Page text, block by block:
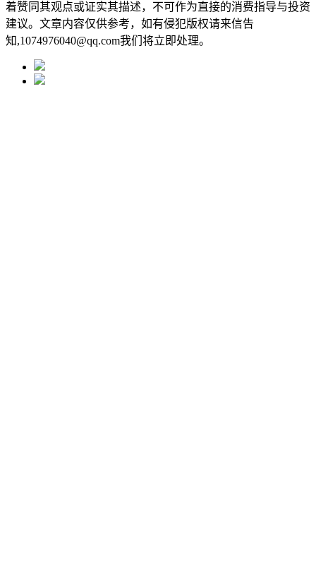
着赞同其观点或证实其描述，不可作为直接的消费指导与投资
建议。文章内容仅供参考，如有侵犯版权请来信告
知,1074976040@qq.com我们将立即处理。